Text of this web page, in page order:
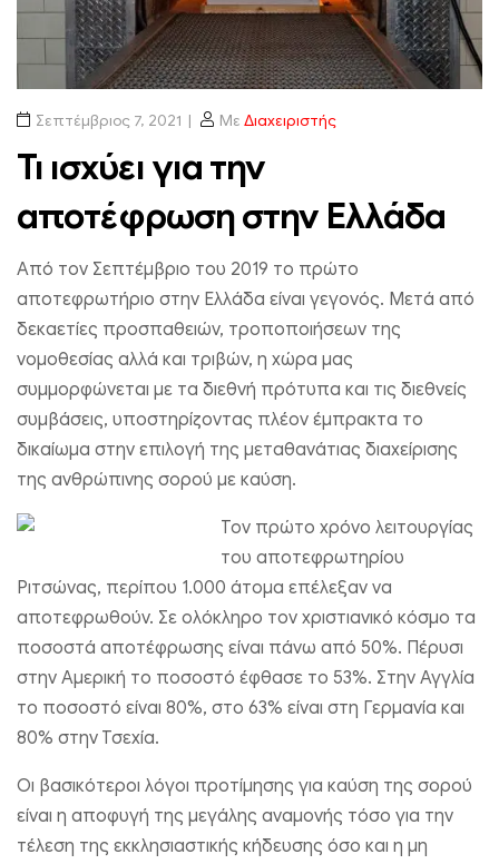
Σεπτέμβριος 7, 2021 Με Διαχειριστής
Τι ισχύει για την
αποτέφρωση στην Ελλάδα
Από τον Σεπτέμβριο του 2019 το πρώτο
αποτεφρωτήριο στην Ελλάδα είναι γεγονός. Μετά από
δεκαετίες προσπαθειών, τροποποιήσεων της
νομοθεσίας αλλά και τριβών, η χώρα μας
συμμορφώνεται με τα διεθνή πρότυπα και τις διεθνείς
συμβάσεις, υποστηρίζοντας πλέον έμπρακτα το
δικαίωμα στην επιλογή της μεταθανάτιας διαχείρισης
της ανθρώπινης σορού με καύση.
Τον πρώτο χρόνο λειτουργίας
του αποτεφρωτηρίου
Ριτσώνας, περίπου 1.000 άτομα επέλεξαν να
αποτεφρωθούν. Σε ολόκληρο τον χριστιανικό κόσμο τα
ποσοστά αποτέφρωσης είναι πάνω από 50%. Πέρυσι
στην Αμερική το ποσοστό έφθασε το 53%. Στην Αγγλία
το ποσοστό είναι 80%, στο 63% είναι στη Γερμανία και
80% στην Τσεχία.
Οι βασικότεροι λόγοι προτίμησης για καύση της σορού
είναι η αποφυγή της μεγάλης αναμονής τόσο για την
τέλεση της εκκλησιαστικής κήδευσης όσο και η μη